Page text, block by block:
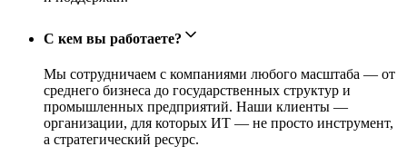
С кем вы работаете?
Мы сотрудничаем с компаниями любого масштаба — от
среднего бизнеса до государственных структур и
промышленных предприятий. Наши клиенты —
организации, для которых ИТ — не просто инструмент,
а стратегический ресурс.